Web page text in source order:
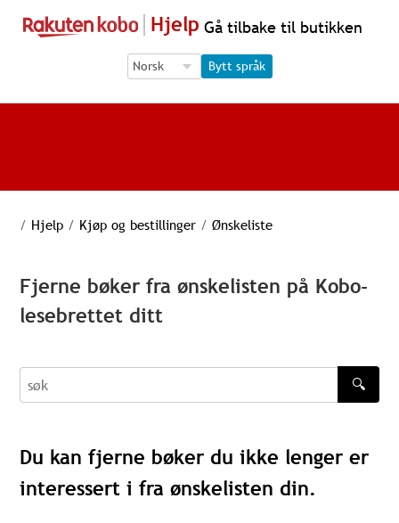
Hjelp Gå tilbake til butikken
Language Selection
Language Selection
Bytt språk
/ Hjelp / Kjøp og bestillinger / Ønskeliste
Fjerne bøker fra ønskelisten på Kobo-
lesebrettet ditt
søk
🔍
Du kan fjerne bøker du ikke lenger er
interessert i fra ønskelisten din.